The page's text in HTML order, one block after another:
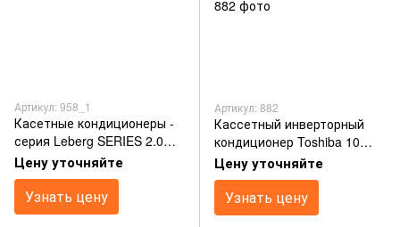
Артикул: 958_1
Касетные кондиционеры -
серия Leberg SERIES 2.0
(-20)
Цену уточняйте
Узнать цену
Артикул: 882
Кассетный инверторный
кондиционер Toshiba 10
кВт(-20) RAV-SM11*UT(P)-
E/RAV-SP11*AT(P)-E/RBC-
U31P6(P)-E/RBC-AMS41E
Цену уточняйте
Узнать цену